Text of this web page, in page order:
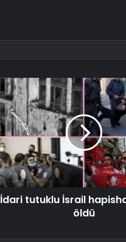
İdari tutuklu İsrail
öldü